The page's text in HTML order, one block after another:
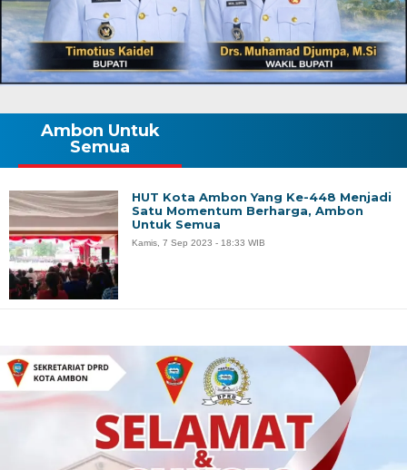
Ambon Untuk
Semua
HUT Kota Ambon Yang Ke-448 Menjadi
Satu Momentum Berharga, Ambon
Untuk Semua
Kamis, 7 Sep 2023 - 18:33 WIB